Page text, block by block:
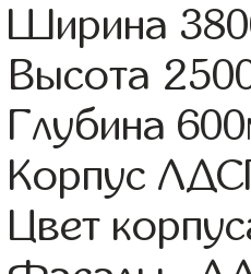
Ширина
Высота
Глубина
Корпус
Цвет